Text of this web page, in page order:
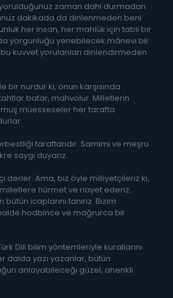
zaman dahi durmadan
dakikada da dinlenmeden beni
her insan, her mahlûk için tabii bir
yorgunluğu yenebilecek mânevi bir
bu kuvvet yorulanları dinlendirmeden
bir nurdur ki, onun karşısında
batar, mahvolur. Milletlerin
müesseseler her tarafta
taraftarıdır. Samimi ve meşru
saygı duyarız.
derler. Ama, biz öyle milliyetçileriz ki,
hürmet ve riayet ederiz.
icaplarını tanırız. Bizim
hodbince ve mağrurca bir
Dili bilim yöntemleriyle kurallarını
dalda yazı yazanlar, bütün
anlayabileceği güzel, ahenkli